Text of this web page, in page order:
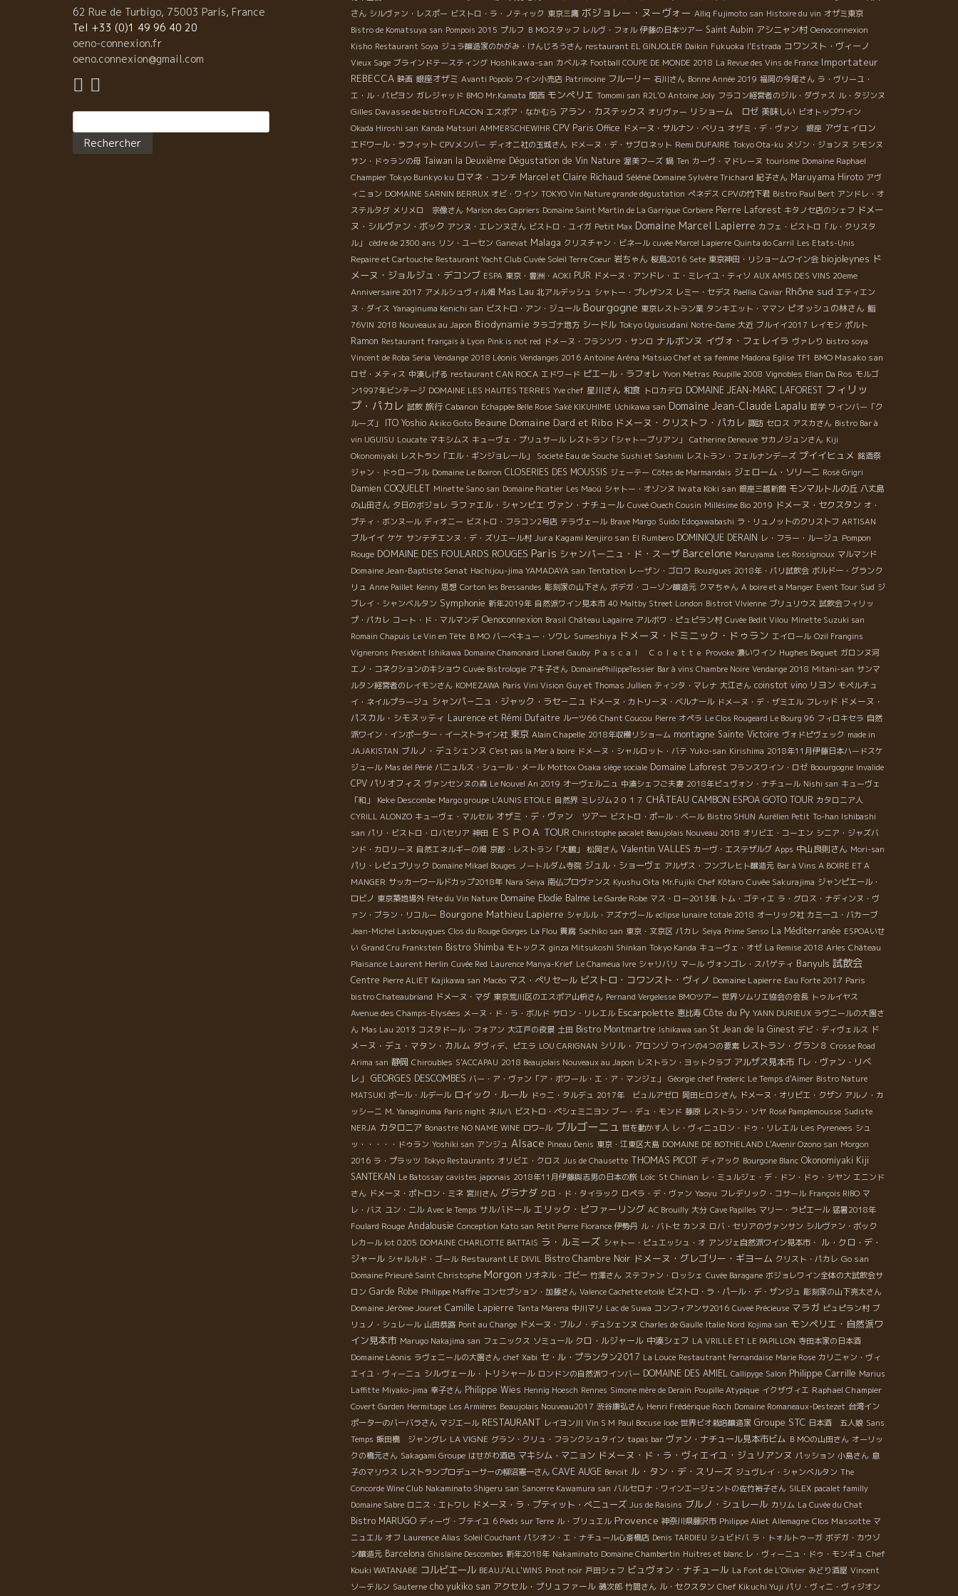
たくなかった。 それに家の周りに畑があり、子供達もい
るので健康を害するような化学物質は使いたくなかっ
た。 醸造も自生酵母で発酵、グラップ・アンティエール
の除梗なしのマセラッション・カルボニック醸造をやっ
なり自然な造りをやっている。
62 Rue de Turbigo, 75003 Paris, France
Tel +33 (0)1 49 96 40 20
oeno-connexion.fr
oeno.connexion@gmail.com
さん シルヴァン・レスポー ビストロ・ラ・ノティック 東京三鷹 ボジョレー・ヌーヴォー Alliq Fujimoto san Histoire du vin オザミ東京
Bistro de Komatsuya san Pompois 2015 プルフ ＢＭОスタッフ レルヴ・フォル 伊藤の日本ツアー Saint Aubin アシニャン村 Oenoconnexion
Kisho Restaurant Soya ジュラ醸造家のかがみ・けんじろうさん restaurant EL GINJOLER Daikin Fukuoka l'Estrada コワンスト・ヴィーノ
Vieux Sage ブラインドテースティング Hoshikawa-san カベルネ Football COUPE DE MONDE 2018 La Revue des Vins de France Importateur
REBECCA 映画 銀座オザミ Avanti Popolo ワイン小売店 Patrimoine フルーリー 石川さん Bonne Année 2019 福岡の今尾さん ラ・ヴリーユ・
エ・ル・パピヨン ガレジャッド BMO Mr.Kamata 関西 モンペリエ Tomomi san R2L'O Antoine Joly フラコン経営者のジル・ダヴァス ル・タジンヌ
Gilles Davasse de bistro FLACON エスポア・なかむら アラン・カステックス オリヴァー リショーム ロゼ 美味しい ビオトップワイン
Okada Hiroshi san Kanda Matsuri AMMERSCHEWIHR CPV Paris Office ドメーヌ・サルナン・ベリュ オザミ・デ・ヴァン 銀座 アヴェイロン
エドワール・ラフィット CPVメンバー ディオニ社の玉城さん ドメーヌ・デ・サブロネット Remi DUFAIRE Tokyo Ota-ku メゾン・ジョンヌ シモンヌ
サン・ドゥランの母 Taiwan la Deuxième Dégustation de Vin Nature 渥美フーズ 鍋 Ten カーヴ・マドレーヌ tourisme Domaine Raphael
Champier Tokyo Bunkyo ku ロマネ・コンチ Marcel et Claire Richaud Séléné Domaine Sylvère Trichard 紀子さん Maruyama Hiroto アヴ
ィニョン DOMAINE SARNIN BERRUX オビ・ワイン TOKYO Vin Nature grande dégustation ぺネデス CPVの竹下君 Bistro Paul Bert アンドレ・オ
ステルタグ メリメロ 宗像さん Marion des Capriers Domaine Saint Martin de La Garrigue Corbiere Pierre Laforest キタノセ店のシェフ ドメー
ヌ・シルヴァン・ボック アンヌ・エレンヌさん ビストロ・ユイガ Petit Max Domaine Marcel Lapierre カフェ・ビストロ「ル・クリスタ
ル」
cèdre de 2300 ans リン・ユーセン Ganevat Malaga クリスチャン・ビネール cuvée Marcel Lapierre Quinta do Carril Les Etats-Unis
Repaire et Cartouche Restaurant Yacht Club Cuvée Soleil Terre Coeur 岩ちゃん 桜島2016 Sete 東京神田・リショームワイン会 biojoleynes ド
メーヌ・ジョルジュ・デコンブ ESPA 東京・豊洲・AOKI PUR ドメーヌ・アンドレ・エ・ミレイユ・ティソ AUX AMIS DES VINS 20eme
Anniversaire 2017 アメルシュヴィル畑 Mas Lau 北アルデッシュ シャトー・プレザンス レミー・セデス Paellia Caviar Rhône sud エティエン
ヌ・ダイス Yanaginuma Kenichi san ビストロ・アン・ジュール Bourgogne 東京レストラン業 タンキエット・ママン ピオッシュの林さん 鮨
76VIN 2018 Nouveaux au Japon Biodynamie タラゴナ地方 シードル Tokyo Uguisudani Notre-Dame 大近 ブルイイ2017 レイモン ポルト
Ramon Restaurant français à Lyon Pink is not red ドメーヌ・フランソワ・サンロ ナルボンヌ イヴォ・フェレイラ ヴァレり bistro soya
Vincent de Roba Seria Vendange 2018 Léonis Vendanges 2016 Antoine Aréna Matsuo Chef et sa femme Madona Eglise TF1 BMO Masako san
ロゼ・メティス 中湊しげる restaurant CAN ROCA エドワード ピエール・ラフォレ Yvon Metras Poupille 2008 Vignobles Elian Da Ros モルゴ
ン1997年ビンテージ DOMAINE LES HAUTES TERRES Yve chef 星川さん 和食 トロカデロ DOMAINE JEAN-MARC LAFOREST フィリッ
プ・パカレ 試飲 旅行 Cabanon Echappée Belle Rose Saké KIKUHIME Uchikawa san Domaine Jean-Claude Lapalu 哲学 ワインバー「ク
ルーズ」
ITO Yoshio Akiko Goto Beaune Domaine Dard et Ribo ドメーヌ・クリストフ・パカレ 諏訪 セロス アスカさん Bistro Bar à
vin UGUISU Loucate マキシムス キューヴェ・プリュサール レストラン「シャトーブリアン」 Catherine Deneuve サカノジュンさん Kiji
Okonomiyaki レストラン「エル・ギンジョレール」 Societé Eau de Souche Sushi et Sashimi レストラン・フェルナンデーズ プイイヒュメ 銘酒祭
ジャン・ドゥローブル Domaine Le Boiron CLOSERIES DES MOUSSIS ジェーテー Côtes de Marmandais ジェローム・ソリーニ Rosé Grigri
Damien COQUELET Minette Sano san Domaine Picatier Les Maoù シャトー・オゾンヌ Iwata Koki san 銀座三越新館 モンマルトルの丘 八丈島
の山田さん 夕日のボジョレ ラファエル・シャンピエ ヴァン・ナチュール Cuveé Ouech Cousin Millésime Bio 2019 ドメーヌ・セクスタン オ・
プティ・ボンヌール ディオニー ビストロ・フラコン2号店 テラヴェール Brave Margo Suido Edogawabashi ラ・リュノットのクリストフ ARTISAN
ブルイイ ケケ サンテチエンヌ・デ・ズリエール村 Jura Kagami Kenjiro san El Rumbero DOMINIQUE DERAIN レ・フラー・ルージュ Pompon
Rouge DOMAINE DES FOULARDS ROUGES Paris シャンパーニュ・ド・スーザ Barcelone Maruyama Les Rossignoux マルマンド
Domaine Jean-Baptiste Senat Hachijou-jima YAMADAYA san Tentation レーザン・ゴロワ Bouzigues 2018年・パリ試飲会 ボルドー・グランク
リュ Anne Paillet Kenny 思想 Corton les Bressandes 彫刻家の山下さん ボデガ・コーゾン醸造元 クマちゃん A boire et a Manger Event Tour Sud ジ
ブレイ・シャンベルタン Symphonie 新年2019年 自然派ワイン見本市 40 Maltby Street London Bistrot VIvienne ブリュリウス 試飲会フィリッ
プ・パカレ コート・ド・マルマンデ Oenoconnexion Brasil Château Lagairre アルボワ・ピュピラン村 Cuvée Bedit Vilou Minette Suzuki san
Romain Chapuis Le Vin en Tête ＢＭО バーベキュー・ソワレ Sumeshiya ドメーヌ・ドミニック・ドゥラン エイロール Ozil Frangins
Vignerons President Ishikawa Domaine Chamonard Lionel Gauby Ｐａｓｃａｌ Ｃｏｌｅｔｔｅ Provoke 濃いワイン Hughes Beguet ガロンヌ河
エノ・コネクションのキショウ Cuvée Bistrologie アキ子さん DomainePhilippeTessier Bar à vins Chambre Noire Vendange 2018 Mitani-san サンマ
ルタン経営者のレイモンさん KOMEZAWA Paris Vini Vision Guy et Thomas Jullien ティンタ・マレナ 大江さん coinstot vino リヨン モペルチュ
イ・ネイルプラージュ シャンパ－ニュ・ジャック・ラセ－ニュ ドメーヌ・カトリーヌ・ベルナール ドメーヌ・デ・ザミエル フレッド ドメーヌ・
パスカル・シモヌッティ Laurence et Rémi Dufaitre ルーツ66 Chant Coucou Pierre オペラ Le Clos Rougeard Le Bourg 96 フィロキセラ 自然
派ワイン・インポーター・イーストライン社 東京 Alain Chapelle 2018年収穫リショーム montagne Sainte Victoire ヴォドピヴェック made in
JAJAKISTAN ブルノ・デュシェンヌ C'est pas la Mer à boire ドメーヌ・シャルロット・バテ Yuko-san Kirishima 2018年11月伊藤日本ハードスケ
ジュール Mas del Périé バニュルス・シュール・メール Mottox Osaka siège sociale Domaine Laforest フランスワイン・ロゼ Boourgogne Invalide
CPV パリオフィス ヴァンセンヌの森 Le Nouvel An 2019 オーヴェルニュ 中湊シェフご夫妻 2018年ビュヴォン・ナチュール Nishi san キューヴェ
「和」
Keke Descombe Margo groupe L'AUNIS ETOILE 自然界 ミレジム２０１７ CHÂTEAU CAMBON ESPOA GOTO TOUR カタロニア人
CYRILL ALONZO キューヴェ・マルセル オザミ・デ・ヴァン ツアー ビストロ・ポール・ベール Bistro SHUN Aurélien Petit To-han Ishibashi
san パリ・ビストロ・ロバセリア 神田 ＥＳＰＯＡ TOUR Chiristophe pacalet Beaujolais Nouveau 2018 オリビエ・コーエン シニア・ジャズバ
ンド・カロリーヌ 自然エネルギーの畑 京都・レストラン「大鵬」 松岡さん Valentin VALLES カーヴ・エステザルグ Apps 中山良則さん Mori-san
パリ・レピュブリック Domaine Mikael Bouges ノートルダム寺院 ジュル・ショーヴェ アルザス・フンブレヒト醸造元 Bar à Vins A BOIRE ET A
MANGER サッカーワールドカップ2018年 Nara Seiya 南仏プロヴァンス Kyushu Oita Mr.Fujiki Chef Kôtaro Cuvée Sakurajima ジャンピエール・
ロビノ 東京築地場外 Fête du Vin Nature Domaine Elodie Balme Le Garde Robe マス・ロー2013年 トム・ゴティエ ラ・グロス・ナディンヌ・ヴ
ァン・ブラン・リコルー Bourgone Mathieu Lapierre シャルル・アズナヴール eclipse lunaire totale 2018 オーリック社 カミーユ・バカーブ
Jean-Michel Lasbouygues Clos du Rouge Gorges La Flou 貴腐 Sachiko san 東京・文京区 パカレ Seiya Prime Senso La Méditerranée ESPOAいせ
い Grand Cru Frankstein Bistro Shimba モトックス ginza Mitsukoshi Shinkan Tokyo Kanda キューヴェ・オゼ La Remise 2018 Arles Château
Plaisance Laurent Herlin Cuvée Red Laurence Manya-Krief Le Chameua Ivre シャリバリ マール ヴォンゴレ・スパゲティ Banyuls 試飲会
Centre Pierre ALIET Kajikawa san Macéo マス・ぺリセール ビストロ・コワンスト・ヴィノ Domaine Lapierre Eau Forte 2017 Paris
bistro Chateaubriand ドメーヌ・マダ 東京荒川区のエスポア山枡さん Pernand Vergelesse BMOツアー 世界ソムリエ協会の会長 トゥルイヤス
Avenue des Champs-Elysées メーヌ・ド・ラ・ボルド サロン・リレエル Escarpolette 恵比寿 Côte du Py YANN DURIEUX ラヴニールの大園さ
ん Mas Lau 2013 コスタドール・フォアン 大江戸の夜景 土田 Bistro Montmartre Ishikawa san St Jean de la Ginest デビ・ディヴェルス ド
メーヌ・デュ・マタン・カルム ダヴィデ、ピエラ LOU CARIGNAN シリル・アロンゾ ワインの4つの要素 レストラン・グラン８ Crosse Road
Arima san 静岡 Chiroubles S'ACCAPAU 2018 Beaujolais Nouveaux au Japon レストラン・ヨットクラブ アルザス見本市「レ・ヴァン・リベ
レ」 GEORGES DESCOMBES バー・ア・ヴァン「ア・ボワール・エ・ア・マンジェ」 Géorgie chef Frederic Le Temps d'Aimer Bistro Nature
MATSUKI ポール・ルデール ロイック・ルール ドゥニ・タルデュ 2017年 ビュルアゼロ 岡田ヒロシさん ドメーヌ・オリビエ・クザン アルノ・カ
ッシーニ M. Yanaginuma Paris night ネルハ ビストロ・ペシェミニヨン ブー・デュ・モンド 藤原 レストラン・ソヤ Rosé Pamplemousse Sudiste
NERJA カタロニア Bonastre NO NAME WINE ロワ−ル ブルゴーニュ 世を動かす人 レ・ヴィニュロン・ドゥ・リレエル Les Pyrenees シュ
ッ・・・・・ドゥラン Yoshiki san アンジュ Alsace Pineau Denis 東京・江東区大島 DOMAINE DE BOTHELAND L'Avenir Ozono san Morgon
2016 ラ・プラッツ Tokyo Restaurants オリビエ・クロス Jus de Chausette THOMAS PICOT ディアック Bourgone Blanc Okonomiyaki Kiji
SANTEKAN Le Batossay cavistes japonais 2018年11月伊藤與志男の日本の旅 Loïc St Chinian レ・ミュルジェ・デ・ドン・ドゥ・シヤン エニンド
さん ドメーヌ・ポトロン・ミネ 宮川さん グラナダ クロ・ド・タイラック ロペラ・デ・ヴァン Yaoyu フレデリック・コサール François RIBO マ
レ・バス ユン・ニル Avec le Temps サルバドール エリック・ピファーリング AC Brouilly 大分 Cave Papilles マリー・ラピエール 猛暑2018年
Foulard Rouge Andalousie Conception Kato san Petit Pierre Florance 伊勢丹 ル・バトセ カンヌ ロバ・セリアのヴァンサン シルヴァン・ボック
レカール lot 0205 DOMAINE CHARLOTTE BATTAIS ラ・ルミーズ シャトー・ピュエッシュ・オ アンジェ自然派ワイン見本市・ ル・クロ・デ・
ジャール シャルルド・ゴール Restaurant LE DIVIL Bistro Chambre Noir ドメーヌ・グレゴリー・ギヨーム クリスト・パカレ Go san
Domaine Prieuré Saint Christophe Morgon リオネル・ゴビー 竹澤さん ステファン・ロッシェ Cuvée Baragane ボジョレワイン全体の大試飲会サ
ロン Garde Robe Philippe Maffre コンセプション・加藤さん Valence Cachette etoilé ビストロ・ラ・パール・デ・ザンジュ 彫刻家の山下亮太さん
Domaine Jérôme Jouret Camille Lapierre Tanta Marena 中川マリ Lac de Suwa コンフィアンサ2016 Cuveé Précieuse マラガ ピュピラン村 ブ
リュノ・シュレール 山田恭路 Pont au Change ドメーヌ・ブルノ・デュシェンヌ Charles de Gaulle Italie Nord Kojima san モンペリエ・自然派ワ
イン見本市 Marugo Nakajima san フェニックス ソミュール クロ・ルジャール 中湊シェフ LA VRILLE ET LE PAPILLON 寺田本家の日本酒
Domaine Léonis ラヴェニールの大園さん chef Xabi セ・ル・プランタン2017 La Louce Restautrant Fernandaise Marie Rose カリニャン・ヴィ
エイユ・ヴィーニュ シルヴェール・トリシャール ロンドンの自然派ワインバー DOMAINE DES AMIEL Callipyge Salon Philippe Carrille Marius
Laffitte Miyako-jima 幸子さん Philippe Wies Hennig Hoesch Rennes Simone mère de Derain Poupille Atypique イクザヴィエ Raphael Champier
Covert Garden Hermitage Les Armières Beaujolais Nouveau2017 渋谷康弘さん Henri Frédérique Roch Domaine Romaneaux-Destezet 台湾イン
ポーターのバーバラさん マジエール RESTAURANT レイヨン川 Vin S M Paul Bocuse Iode 世界ビオ栽培醸造家 Groupe STC 日本酒 五人娘 Sans
Temps 飯田橋 ジャングレ LA VIGNE グラン・クリュ・フランクシュタイン tapas bar ヴァン・ナチュール見本市ビム ＢＭОの山田さん オーリッ
クの橋元さん Sakagami Groupe はせがわ酒店 マキシム・マニョン ドメーヌ・ド・ラ・ヴィエイユ・ジュリアンヌ パッション 小島さん 息
子のマリウス レストランプロデューサーの柳沼憲一さん CAVE AUGE Benoit ル・タン・デ・スリーズ ジュヴレイ・シャンベルタン The
Concorde Wine Club Nakaminato Shigeru san Sancerre Kawamura san バルセロナ・ワインエージェントの佐竹裕子さん SILEX pacalet familly
Domaine Sabre ロニス・エトワレ ドメーヌ・ラ・プティット・べニューズ Jus de Raisins ブルノ・シュレール カリム La Cuvée du Chat
Bistro MARUGO ディーヴ・ブテイユ 6 Pieds sur Terre ル・ブリュエル Provence 神奈川県藤沢市 Philippe Aliet Allemagne Clos Massotte マ
ニュエル オフ Laurence Alias Soleil Couchant パシオン・エ・ナチュール心斎橋店 Denis TARDIEU シュビドバ ラ・トォルトゥーガ ボデガ・カウゾ
ン醸造元 Barcelona Ghislaine Descombes 新年2018年 Nakaminato Domaine Chambertin Huitres et blanc レ・ヴィーニュ・ドゥ・モンギュ Chef
Kouki WATANABE コルビエール BEAUJ'ALL'WINS Pinot noir 戸田シェフ ビュヴォン・ナチュール La Font de L'Olivier みどり酒屋 Vincent
ソーテルン Sauterne cho yukiko san アクセル・プリュファール 磯次郎 竹間さん ル・セクスタン Chef Kikuchi Yuji パリ・ヴィニ・ヴィジオン